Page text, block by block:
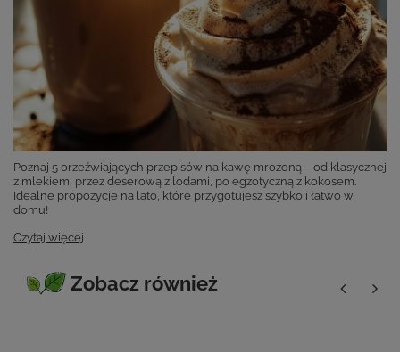
Poznaj 5 orzeźwiających przepisów na kawę mrożoną – od klasycznej
z mlekiem, przez deserową z lodami, po egzotyczną z kokosem.
Idealne propozycje na lato, które przygotujesz szybko i łatwo w
domu!
Czytaj więcej
Zobacz również